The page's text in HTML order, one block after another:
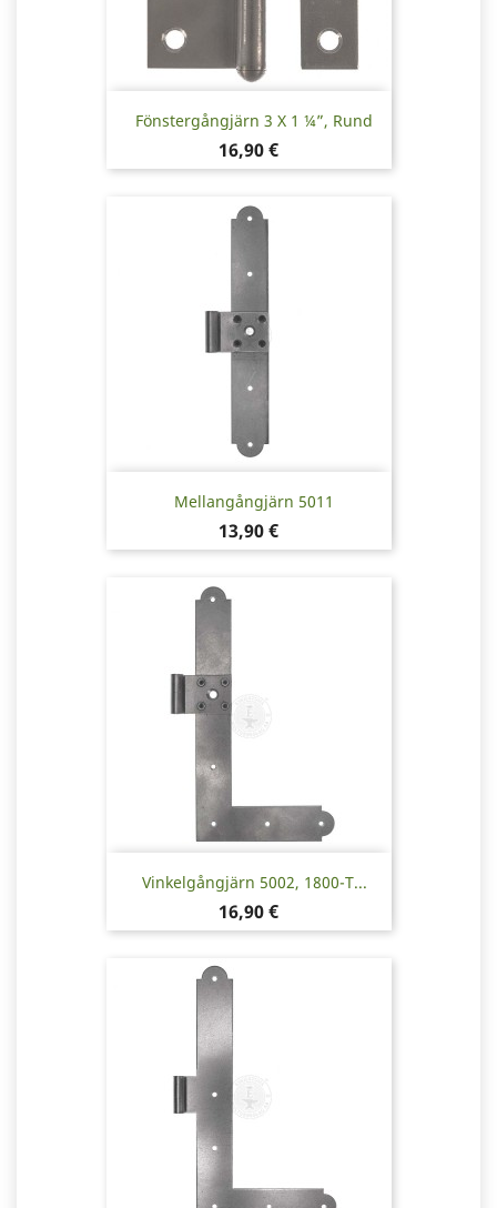
Fönstergångjärn 3 X 1 ¼”, Rund
Pris
16,90 €
Mellangångjärn 5011
Pris
13,90 €
Vinkelgångjärn 5002, 1800-T...
Pris
16,90 €